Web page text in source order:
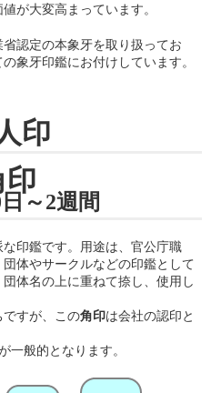
が大変高まっています。
認定の本象牙を取り扱ってお
象牙印鑑にお付けしています。
印
印
～2週間
印鑑です。用途は、官公庁職
体やサークルなどの印鑑として
体名の上に重ねて捺し、使用し
すが、この角印は会社の認印と
一般的となります。